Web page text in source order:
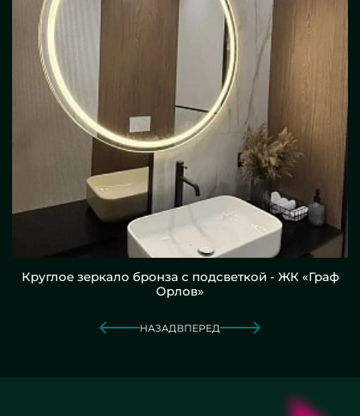
Круглое зеркало бронза с подсветкой - ЖК «Граф
Орлов»
НАЗАД ВПЕРЕД